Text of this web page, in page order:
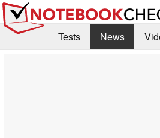
Tests News